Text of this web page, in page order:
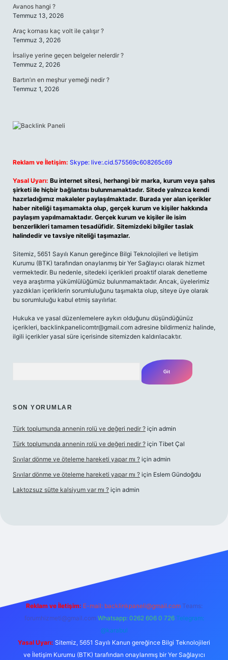
Avanos hangi ?
Temmuz 13, 2026
Araç kornası kaç volt ile çalışır ?
Temmuz 3, 2026
İrsaliye yerine geçen belgeler nelerdir ?
Temmuz 2, 2026
Bartın’ın en meşhur yemeği nedir ?
Temmuz 1, 2026
Reklam ve İletişim: Skype: live:.cid.575569c608265c69
Yasal Uyarı: Bu internet sitesi, herhangi bir marka, kurum veya şahıs
şirketi ile hiçbir bağlantısı bulunmamaktadır. Sitede yalnızca kendi
hazırladığımız makaleler paylaşılmaktadır. Burada yer alan içerikler
haber niteliği taşımamakta olup, gerçek kurum ve kişiler hakkında
paylaşım yapılmamaktadır. Gerçek kurum ve kişiler ile isim
benzerlikleri tamamen tesadüfidir. Sitemizdeki bilgiler taslak
halindedir ve tavsiye niteliği taşımazlar.
Sitemiz, 5651 Sayılı Kanun gereğince Bilgi Teknolojileri ve İletişim
Kurumu (BTK) tarafından onaylanmış bir Yer Sağlayıcı olarak hizmet
vermektedir. Bu nedenle, sitedeki içerikleri proaktif olarak denetleme
veya araştırma yükümlülüğümüz bulunmamaktadır. Ancak, üyelerimiz
yazdıkları içeriklerin sorumluluğunu taşımakta olup, siteye üye olarak
bu sorumluluğu kabul etmiş sayılırlar.
Hukuka ve yasal düzenlemelere aykırı olduğunu düşündüğünüz
içerikleri, backlinkpanelicomtr@gmail.com adresine bildirmeniz halinde,
ilgili içerikler yasal süre içerisinde sitemizden kaldırılacaktır.
SON YORUMLAR
Türk toplumunda annenin rolü ve değeri nedir ? için admin
Türk toplumunda annenin rolü ve değeri nedir ? için Tibet Çal
Sıvılar dönme ve öteleme hareketi yapar mı ? için admin
Sıvılar dönme ve öteleme hareketi yapar mı ? için Eslem Gündoğdu
Laktozsuz sütte kalsiyum var mı ? için admin
Reklam ve İletişim: E-mail: backlinkpaneli@gmail.com Teams:
forumhizmeti@gmail.com Whatsapp: 0262 606 0 726 Telegram:
@karabul
Yasal Uyarı: Sitemiz, 5651 Sayılı Kanun gereğince Bilgi Teknolojileri
ve İletişim Kurumu (BTK) tarafından onaylanmış bir Yer Sağlayıcı